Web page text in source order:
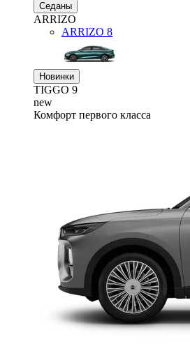
Седаны
ARRIZO
ARRIZO 8
Новинки
TIGGO 9
new
Комфорт первого класса